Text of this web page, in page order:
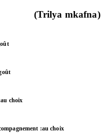
(Trilya mkafna)
choix
:au choix